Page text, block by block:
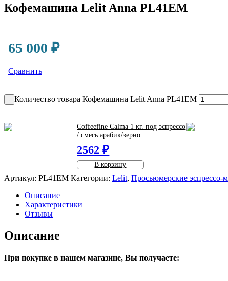
Кофемашина Lelit Anna PL41EM
65 000 ₽
Сравнить
- Количество товара Кофемашина Lelit Anna PL41EM
Coffeefine Calma 1 кг. под эспрессо
/ смесь арабик/зерно
2562 ₽
В корзину
Артикул: PL41EM Категории: Lelit, Просьюмерские
Описание
Характеристики
Отзывы
Описание
При покупке в нашем магазине, Вы получаете: